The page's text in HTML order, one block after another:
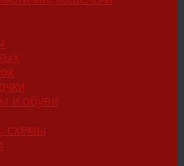
и обуви
схемы